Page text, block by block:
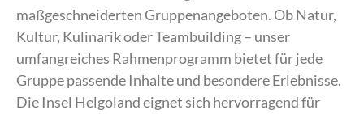
maßgeschneiderten Gruppenangeboten. Ob Natur,
Kultur, Kulinarik oder Teambuilding – unser
umfangreiches Rahmenprogramm bietet für jede
Gruppe passende Inhalte und besondere Erlebnisse.
Die Insel Helgoland eignet sich hervorragend für